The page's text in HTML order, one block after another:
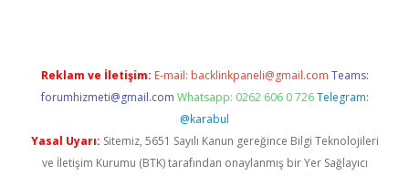
Reklam ve İletişim: E-mail: backlinkpaneli@gmail.com Teams:
forumhizmeti@gmail.com Whatsapp: 0262 606 0 726 Telegram:
@karabul
Yasal Uyarı: Sitemiz, 5651 Sayılı Kanun gereğince Bilgi Teknolojileri
ve İletişim Kurumu (BTK) tarafından onaylanmış bir Yer Sağlayıcı